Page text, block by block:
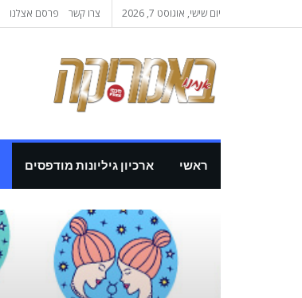
יום שישי, אוגוסט 7, 2026 צרו קשר פרסם אצלנו
ראשי ארכיון גיליונות מודפסים